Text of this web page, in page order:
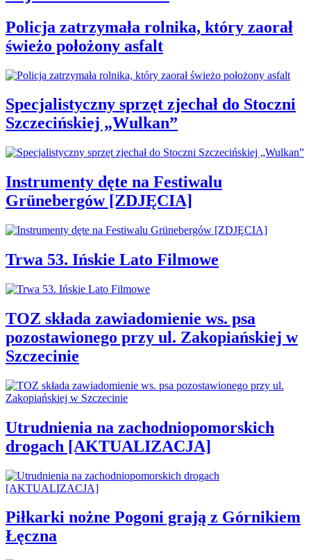
Policja zatrzymała rolnika, który zaorał
świeżo położony asfalt
Specjalistyczny sprzęt zjechał do Stoczni
Szczecińskiej „Wulkan”
Instrumenty dęte na Festiwalu
Grünebergów [ZDJĘCIA]
Trwa 53. Ińskie Lato Filmowe
TOZ składa zawiadomienie ws. psa
pozostawionego przy ul. Zakopiańskiej w
Szczecinie
Utrudnienia na zachodniopomorskich
drogach [AKTUALIZACJA]
Piłkarki nożne Pogoni grają z Górnikiem
Łęczna